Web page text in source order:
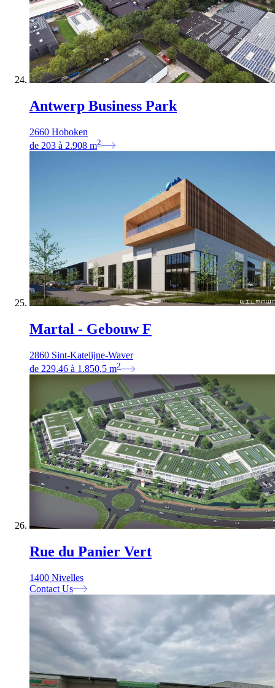
Antwerp Business Park
2660 Hoboken
de 203 à 2.908 m2
Martal - Gebouw F
2860 Sint-Katelijne-Waver
de 229,46 à 1.850,5 m2
Rue du Panier Vert
1400 Nivelles
Contact Us